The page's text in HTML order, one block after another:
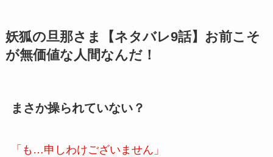
妖狐の旦那さま【ネタバレ9話】お前こそ
が無価値な人間なんだ！
まさか操られていない？
「も…申しわけございません」